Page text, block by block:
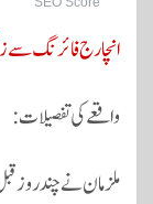
انچارج فائرنگ سے
واقعے کی تفصیلات:
ملزمان نے چند روز